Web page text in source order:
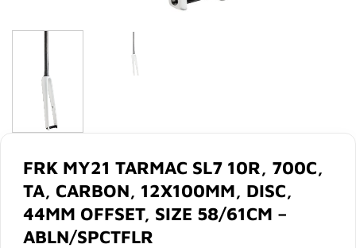
FRK MY21 TARMAC SL7 10R, 700C,
TA, CARBON, 12X100MM, DISC,
44MM OFFSET, SIZE 58/61CM –
ABLN/SPCTFLR